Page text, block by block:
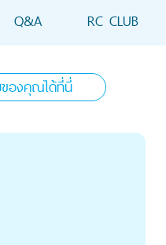
Q&A RC CLUB
องคุณได้ที่นี่